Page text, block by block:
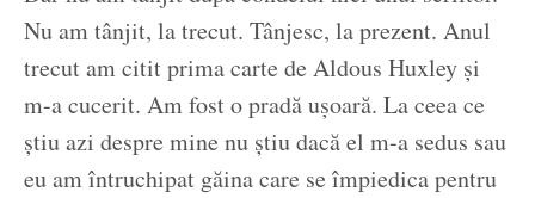
Nu am tânjit, la trecut. Tânjesc, la prezent. Anul
trecut am citit prima carte de Aldous Huxley și
m-a cucerit. Am fost o pradă ușoară. La ceea ce
știu azi despre mine nu știu dacă el m-a sedus sau
eu am întruchipat găina care se împiedica pentru